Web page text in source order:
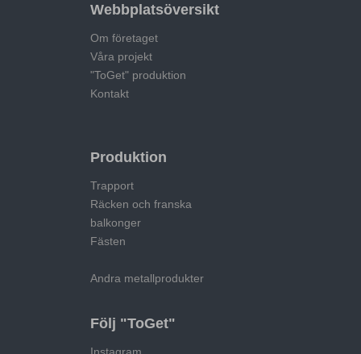
Webbplatsöversikt
Om företaget
Våra projekt
"ToGet" produktion
Kontakt
Produktion
Trapport
Räcken och franska
balkonger
Fästen
Andra metallprodukter
Följ "ToGet"